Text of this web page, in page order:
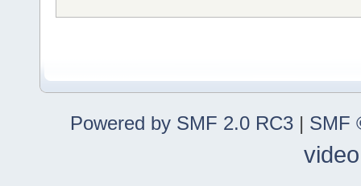
Powered by SMF 2.0 RC3 | SMF